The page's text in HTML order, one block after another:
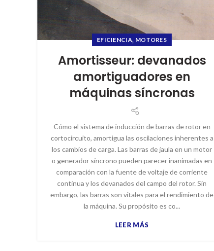
EFICIENCIA, MOTORES
Amortisseur: devanados
amortiguadores en
máquinas síncronas
Cómo el sistema de inducción de barras de rotor en
cortocircuito, amortigua las oscilaciones inherentes a
los cambios de carga. Las barras de jaula en un motor
o generador síncrono pueden parecer inanimadas en
comparación con la fuente de voltaje de corriente
continua y los devanados del campo del rotor. Sin
embargo, las barras son vitales para el rendimiento de
la máquina. Su propósito es co...
LEER MÁS